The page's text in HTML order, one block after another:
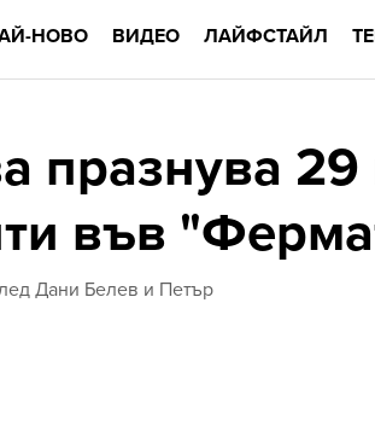
НОВО ВИДЕО ЛАЙФСТАЙЛ
празнува 29
във
Дани Белев и Петър